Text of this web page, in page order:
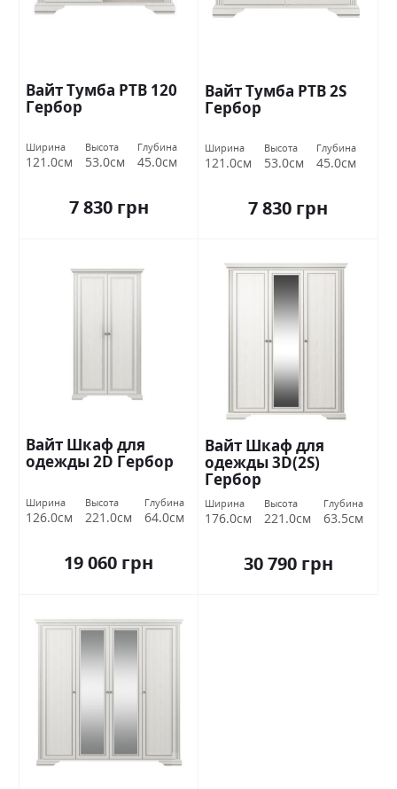
Вайт Тумба РТВ 120
Гербор
Ширина
121.0см
Высота
53.0см
Глубина
45.0см
7 830 грн
Вайт Тумба РТВ 2S
Гербор
Ширина
121.0см
Высота
53.0см
Глубина
45.0см
7 830 грн
Вайт Шкаф для
одежды 2D Гербор
Ширина
126.0см
Высота
221.0см
Глубина
64.0см
19 060 грн
Вайт Шкаф для
одежды 3D(2S)
Гербор
Ширина
176.0см
Высота
221.0см
Глубина
63.5см
30 790 грн